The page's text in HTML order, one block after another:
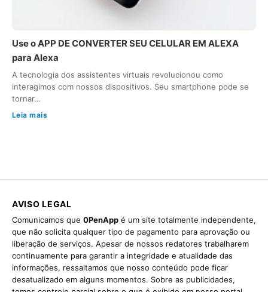
Use o APP DE CONVERTER SEU CELULAR EM ALEXA
para Alexa
A tecnologia dos assistentes virtuais revolucionou como
interagimos com nossos dispositivos. Seu smartphone pode se
tornar…
Leia mais
AVISO LEGAL
Comunicamos que 0PenApp é um site totalmente independente,
que não solicita qualquer tipo de pagamento para aprovação ou
liberação de serviços. Apesar de nossos redatores trabalharem
continuamente para garantir a integridade e atualidade das
informações, ressaltamos que nosso conteúdo pode ficar
desatualizado em alguns momentos. Sobre as publicidades,